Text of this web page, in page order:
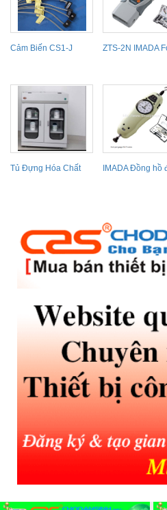
Cảm Biến CS1-J
ZTS-2N IMADA
Tủ Đựng Hóa Chất
IMADA Đồng hồ